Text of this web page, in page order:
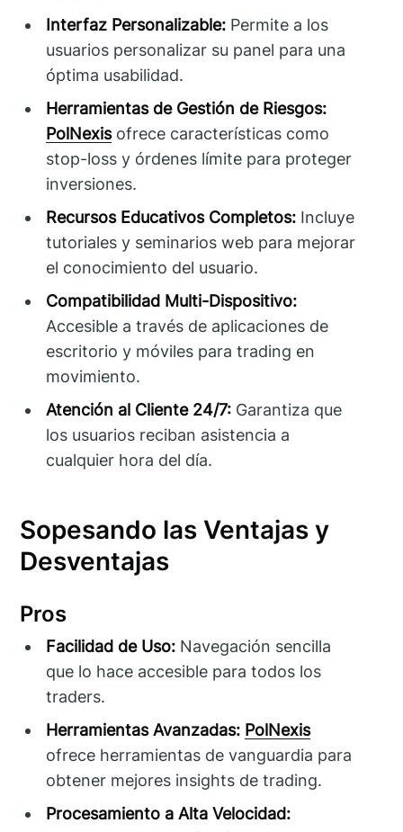
Interfaz Personalizable: Permite a los
usuarios personalizar su panel para una
óptima usabilidad.
Herramientas de Gestión de Riesgos:
PolNexisofrece características como
stop-loss y órdenes límite para proteger
inversiones.
Recursos Educativos Completos: Incluye
tutoriales y seminarios web para mejorar
el conocimiento del usuario.
Compatibilidad Multi-Dispositivo:
Accesible a través de aplicaciones de
escritorio y móviles para trading en
movimiento.
Atención al Cliente 24/7: Garantiza que
los usuarios reciban asistencia a
cualquier hora del día.
Sopesando las Ventajas y
Desventajas
Pros
Facilidad de Uso: Navegación sencilla
que lo hace accesible para todos los
traders.
Herramientas Avanzadas: PolNexis
ofrece herramientas de vanguardia para
obtener mejores insights de trading.
Procesamiento a Alta Velocidad: